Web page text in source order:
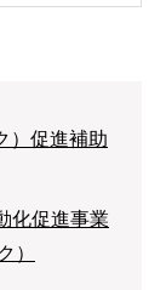
）促進補助
化促進事業
）